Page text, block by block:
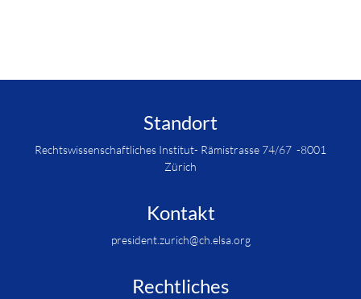
Standort
Rechtswissenschaftliches Institut- Rämistrasse 74/67 -8001
Zürich
Kontakt
president.zurich@ch.elsa.org
Rechtliches